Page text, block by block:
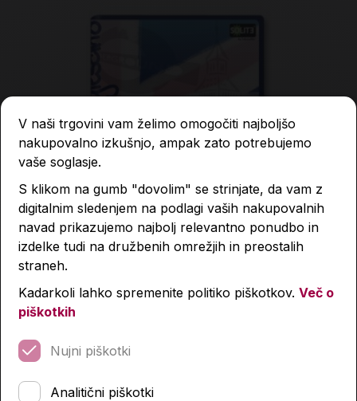
mm
V naši trgovini vam želimo omogočiti najboljšo
nakupovalno izkušnjo, ampak zato potrebujemo
vaše soglasje.
S klikom na gumb "dovolim" se strinjate, da vam z
digitalnim sledenjem na podlagi vaših nakupovalnih
navad prikazujemo najbolj relevantno ponudbo in
izdelke tudi na družbenih omrežjih in preostalih
straneh.
Kadarkoli lahko spremenite politiko piškotkov. Več o
piškotkih
Nujni piškotki
Analitični piškotki